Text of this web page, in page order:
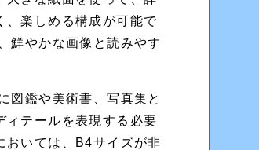
、楽しめる構成が可能で
鮮やかな画像と読みやす
図鑑や美術書、写真集と
ィテールを表現する必要
おいては、B4サイズが非